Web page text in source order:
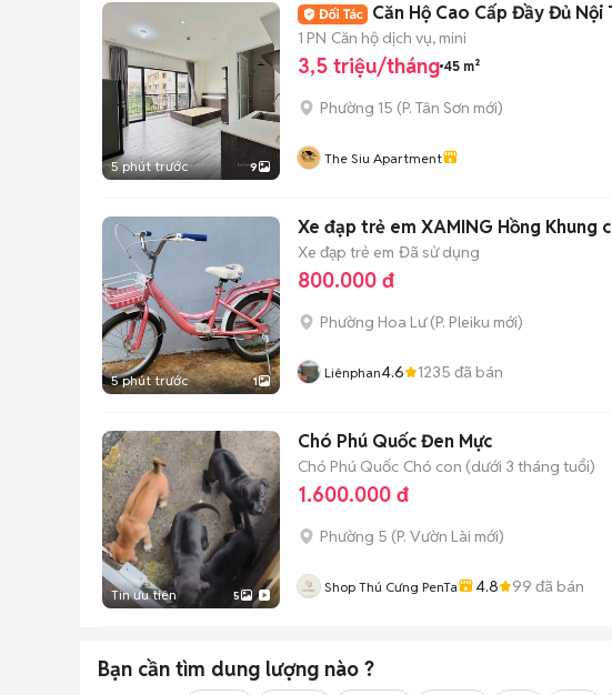
5 phút trước 9
Căn Hộ Cao Cấp Đầy Đủ
1 PN Căn hộ dịch vụ, mini
3,5 triệu/tháng 45 m²
Phường 15 (P. Tân Sơn mới)
The Siu Apartment
5 phút trước 1
Xe đạp trẻ em XAMING Hồng Khung
Xe đạp trẻ em Đã sử dụng
800.000 đ
Phường Hoa Lư(P. Pleiku mới)
Liênphan4.6 1235 đã bán
Tin ưu tiên 5
Chó Phú Quốc Đen Mực
Chó Phú Quốc Chó con (dưới 3 tháng tuổi)
1.600.000 đ
Phường 5 (P. Vườn Lài mới)
Shop Thú Cưng PenTa 4.8 99 đã bán
Bạn cần tìm dung lượng nào ?